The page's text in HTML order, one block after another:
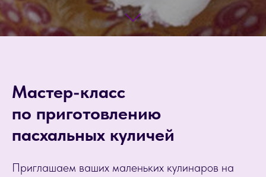
Мастер-класс
по приготовлению
пасхальных куличей
Приглашаем ваших маленьких кулинаров на